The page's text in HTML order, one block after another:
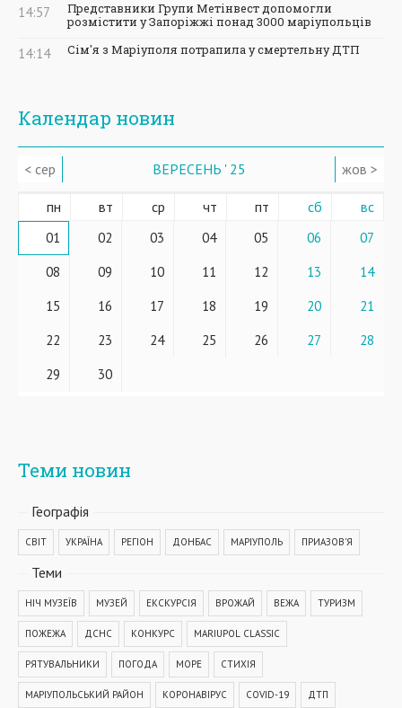
14:57
Представники Групи Метінвест допомогли
розмістити у Запоріжжі понад 3000 маріупольців
14:14 Сім'я з Маріуполя потрапила у смертельну ДТП
Календар новин
< сер ВЕРЕСЕНЬ ' 25 жов >
пн вт ср чт пт сб вс
01 02 03 04 05 06
07
08
09 10 11 12 13
14
15
16 17 18 19 20
21
22
23 24 25 26 27
28
29
30
Теми новин
Географiя
СВІТ УКРАЇНА РЕГІОН ДОНБАС МАРІУПОЛЬ ПРИАЗОВ'Я
Теми
НІЧ МУЗЕЇВ МУЗЕЙ ЕКСКУРСІЯ ВРОЖАЙ ВЕЖА ТУРИЗМ
ПОЖЕЖА ДСНС КОНКУРС MARIUPOL CLASSIC
РЯТУВАЛЬНИКИ ПОГОДА МОРЕ СТИХІЯ
МАРІУПОЛЬСЬКИЙ РАЙОН КОРОНАВІРУС COVID-19 ДТП